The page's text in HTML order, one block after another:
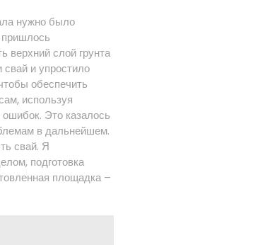
нужно было
пришлось
верхний слой грунта
и упростило
обеспечить
используя
Это казалось
в дальнейшем.
свай. Я
подготовка
площадка –